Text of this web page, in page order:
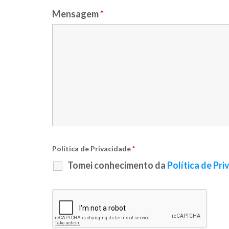
Mensagem*
Política de Privacidade*
Tomei conhecimento da Política de